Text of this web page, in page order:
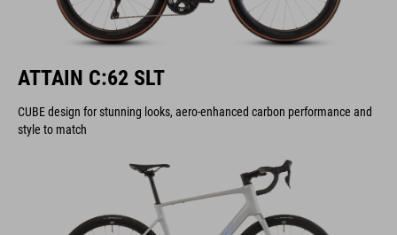
ATTAIN C:62 SLT
CUBE design for stunning looks, aero-enhanced carbon performance and
style to match